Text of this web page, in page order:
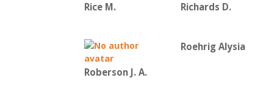
Rice Μ. Richards D.
Roberson J. A.
Roehrig Alysia